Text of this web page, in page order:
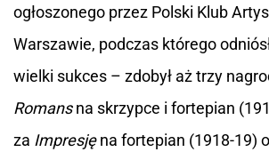
ogłoszonego przez Polski Klub
Warszawie, podczas którego
wielki sukces – zdobył aż trzy
Romansna skrzypce i fortepian
za Impresjęna fortepian (1918-19)